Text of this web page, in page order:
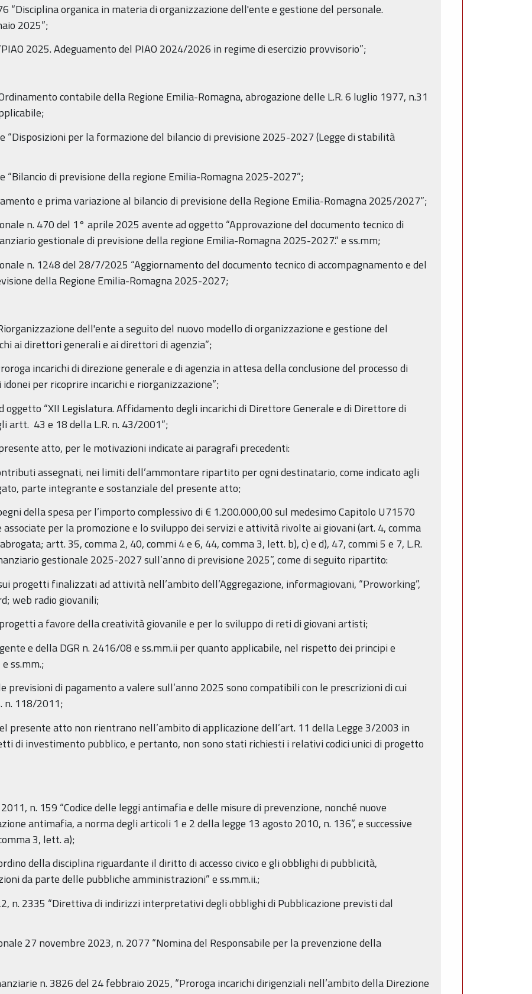
“Disciplina organica in materia di organizzazione dell'ente e gestione del personale.
2025”;
2025. Adeguamento del PIAO 2024/2026 in regime di esercizio provvisorio”;
contabile della Regione Emilia-Romagna, abrogazione delle L.R. 6 luglio 1977, n.31
“Disposizioni per la formazione del bilancio di previsione 2025-2027 (Legge di stabilità
di previsione della regione Emilia-Romagna 2025-2027”;
e prima variazione al bilancio di previsione della Regione Emilia-Romagna 2025/2027”;
n. 470 del 1° aprile 2025 avente ad oggetto “Approvazione del documento tecnico di
gestionale di previsione della regione Emilia-Romagna 2025-2027.” e ss.mm;
n. 1248 del 28/7/2025 “Aggiornamento del documento tecnico di accompagnamento e del
della Regione Emilia-Romagna 2025-2027;
dell'ente a seguito del nuovo modello di organizzazione e gestione del
ai direttori generali e ai direttori di agenzia”;
incarichi di direzione generale e di agenzia in attesa della conclusione del processo di
per ricoprire incarichi e riorganizzazione”;
“XII Legislatura. Affidamento degli incarichi di Direttore Generale e di Direttore di
artt. 43 e 18 della L.R. n. 43/2001”;
atto, per le motivazioni indicate ai paragrafi precedenti:
assegnati, nei limiti dell’ammontare ripartito per ogni destinatario, come indicato agli
parte integrante e sostanziale del presente atto;
della spesa per l’importo complessivo di € 1.200.000,00 sul medesimo Capitolo U71570
associate per la promozione e lo sviluppo dei servizi e attività rivolte ai giovani (art. 4, comma
artt. 35, comma 2, 40, commi 4 e 6, 44, comma 3, lett. b), c) e d), 47, commi 5 e 7, L.R.
gestionale 2025-2027 sull’anno di previsione 2025”, come di seguito ripartito:
progetti finalizzati ad attività nell’ambito dell’Aggregazione, informagiovani, “Proworking”,
web radio giovanili;
a favore della creatività giovanile e per lo sviluppo di reti di giovani artisti;
e della DGR n. 2416/08 e ss.mm.ii per quanto applicabile, nel rispetto dei principi e
ss.mm.;
previsioni di pagamento a valere sull’anno 2025 sono compatibili con le prescrizioni di cui
n. 118/2011;
presente atto non rientrano nell’ambito di applicazione dell’art. 11 della Legge 3/2003 in
di investimento pubblico, e pertanto, non sono stati richiesti i relativi codici unici di progetto
n. 159 “Codice delle leggi antimafia e delle misure di prevenzione, nonché nuove
antimafia, a norma degli articoli 1 e 2 della legge 13 agosto 2010, n. 136”, e successive
3, lett. a);
della disciplina riguardante il diritto di accesso civico e gli obblighi di pubblicità,
da parte delle pubbliche amministrazioni” e ss.mm.ii.;
n. 2335 “Direttiva di indirizzi interpretativi degli obblighi di Pubblicazione previsti dal
27 novembre 2023, n. 2077 “Nomina del Responsabile per la prevenzione della
n. 3826 del 24 febbraio 2025, “Proroga incarichi dirigenziali nell’ambito della Direzione